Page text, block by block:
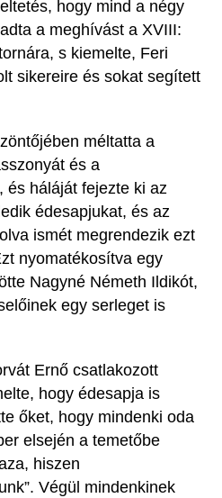
hogy mind a négy
a meghívást a XVIII:
s kiemelte, Feri
sikereire és sokat segített
méltatta a
és a
és háláját fejezte ki az
édesapjukat, és az
ismét megrendezik ezt
nyomatékosítva egy
Nagyné Németh Ildikót,
egy serleget is
Ernő csatlakozott
hogy édesapja is
őket, hogy mindenki oda
elsején a temetőbe
hiszen
Végül mindenkinek